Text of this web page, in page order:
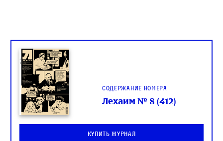
Содержание номера
Лехаим № 8 (412)
Купить журнал